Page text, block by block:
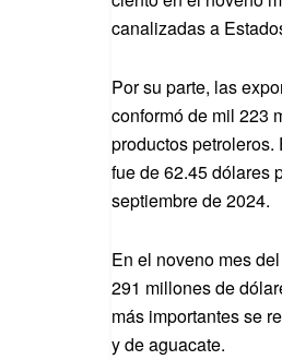
canalizadas a
Por su parte, las
conformó de mil 223
productos
fue de 62.45 dólares
septiembre de 2024.
En el noveno mes
291 millones de
más importantes se
y de aguacate.